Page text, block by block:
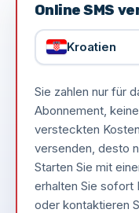
Online SMS
Kroatien
Sie zahlen nur für
Abonnement,
versteckten
versenden, desto
Starten Sie mit
erhalten Sie sofort
oder kontaktieren